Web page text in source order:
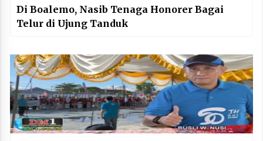
Di Boalemo, Nasib Tenaga Honorer Bagai
Telur di Ujung Tanduk